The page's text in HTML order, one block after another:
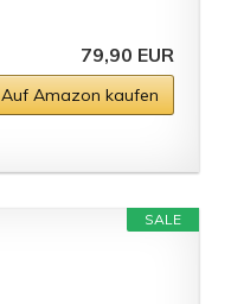
79,90 EUR
Auf Amazon kaufen
SALE